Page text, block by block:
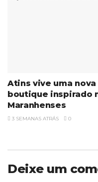
Atins vive uma
boutique inspirado
Maranhenses
3 SEMANAS ATRÁS 0
Deixe um